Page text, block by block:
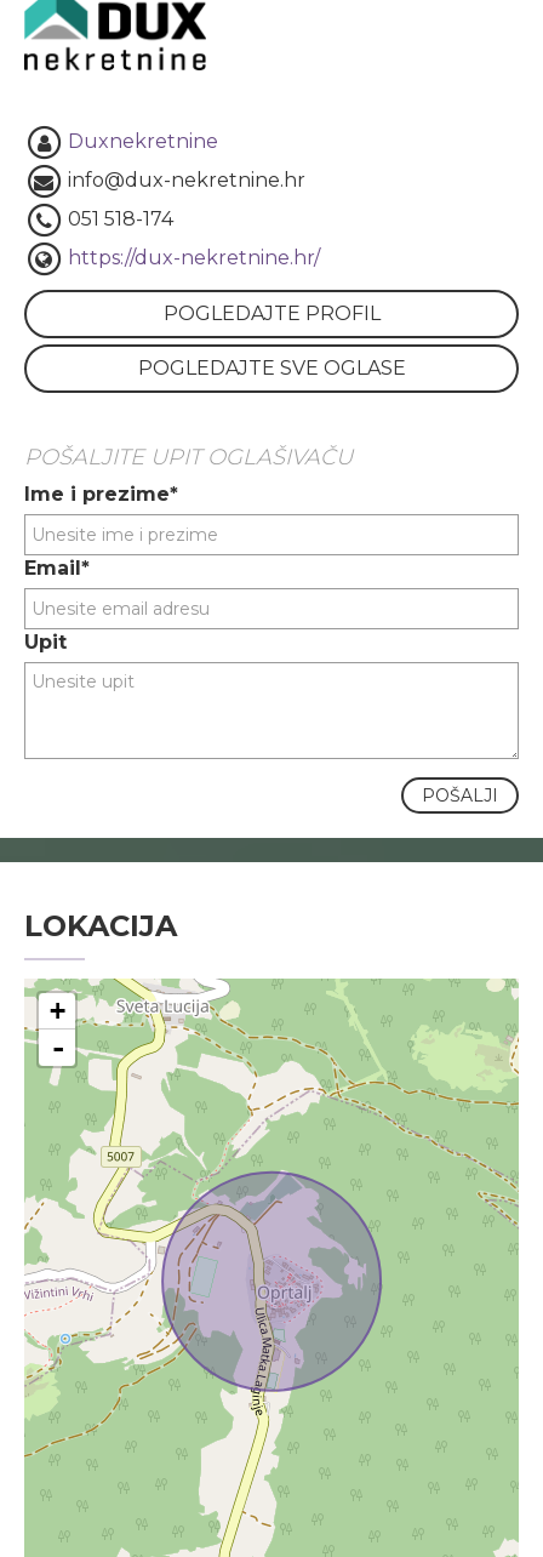
Duxnekretnine
info@dux-nekretnine.hr
051 518-174
https://dux-nekretnine.hr/
POGLEDAJTE PROFIL
POGLEDAJTE SVE OGLASE
POŠALJITE UPIT OGLAŠIVAČU
Ime i prezime*
Email*
Upit
POŠALJI
LOKACIJA
+
-